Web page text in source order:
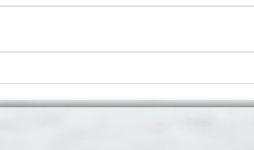
Palavra - 19º Domingo do